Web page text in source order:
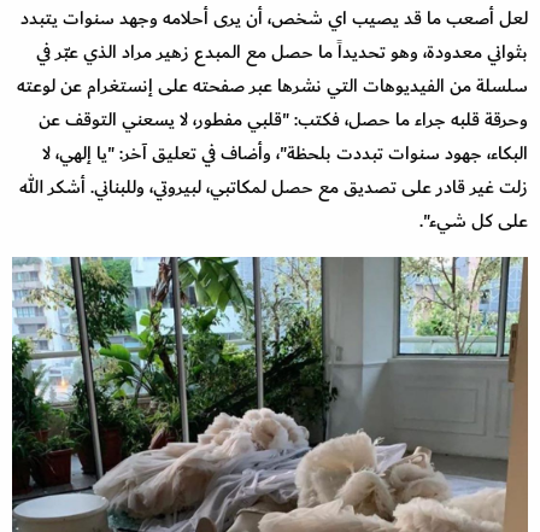
لعل أصعب ما قد يصيب اي شخص، أن يرى أحلامه وجهد سنوات يتبدد
بثواني معدودة، وهو تحديداً ما حصل مع المبدع زهير مراد الذي عبّر في
سلسلة من الفيديوهات التي نشرها عبر صفحته على إنستغرام عن لوعته
وحرقة قلبه جراء ما حصل، فكتب: "قلبي مفطور، لا يسعني التوقف عن
البكاء، جهود سنوات تبددت بلحظة"، وأضاف في تعليق آخر: "يا إلهي، لا
زلت غير قادر على تصديق مع حصل لمكاتبي، لبيروتي، وللبناني. أشكر الله
على كل شيء".